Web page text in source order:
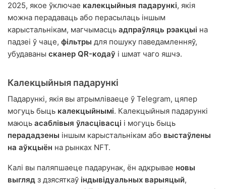
2025, якое ўключае калекцыйныя падарункі, якія
можна перадаваць або перасылаць іншым
карыстальнікам, магчымасць адпраўляць рэакцыі на
падзеі ў чаце, фільтры для пошуку паведамленняў,
убудаваны сканер QR-кодаў і шмат чаго яшчэ.
Калекцыйныя падарункі
Падарункі, якія вы атрымліваеце ў Telegram, цяпер
могуць быць калекцыйнымі. Калекцыйныя падарункі
маюць асаблівыя ўласцівасці і могуць быць
перададзены іншым карыстальнікам або выстаўлены
на аўкцыён на рынках NFT.
Калі вы паляпшаеце падарунак, ён адкрывае новы
выгляд з дзясяткаў індывідуальных варыяцый,